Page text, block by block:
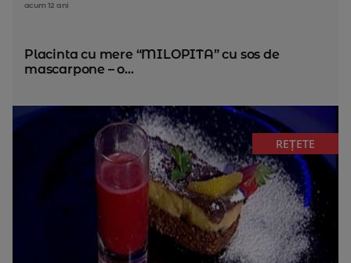
acum 12 ani
Placinta cu mere “MILOPITA” cu sos de
mascarpone – o...
REȚETE